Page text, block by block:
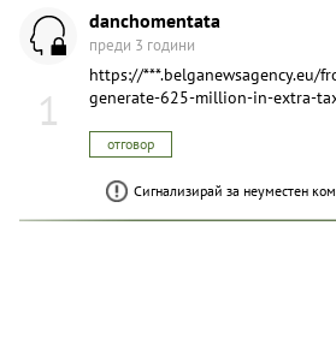
1
danchomentata
преди 3 години
https://***.belganewsagency.eu/
generate-625-million-in-extra-
отговор
Сигнализирай за неуместен